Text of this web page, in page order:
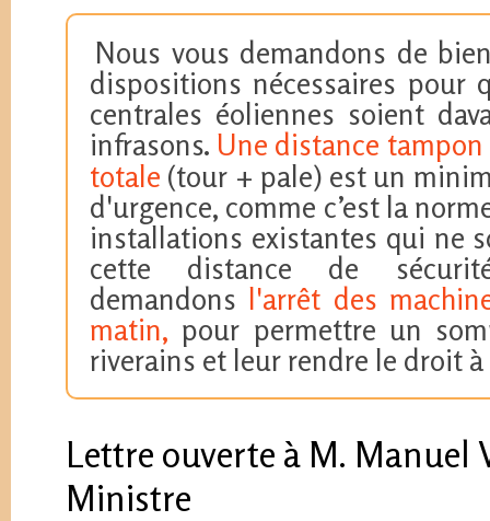
Nous vous demandons de
dispositions nécessaires pour
centrales éoliennes soient
infrasons. Une distance
totale (tour + pale) est un
d'urgence, comme c’est la
installations existantes qui ne
cette distance de
demandons l'arrêt des
matin, pour permettre un
riverains et leur rendre le droit à
Lettre ouverte à M. Manuel
Ministre